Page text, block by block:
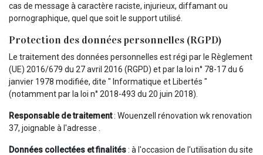
cas de message à caractère raciste, injurieux, diffamant ou
pornographique, quel que soit le support utilisé.
Protection des données personnelles (RGPD)
Le traitement des données personnelles est régi par le Règlement
(UE) 2016/679 du 27 avril 2016 (RGPD) et par la loi n° 78-17 du 6
janvier 1978 modifiée, dite " Informatique et Libertés "
(notamment par la loi n° 2018-493 du 20 juin 2018).
Responsable de traitement: Wouenzell rénovation wk renovation
37, joignable à l'adresse .
Données collectées et finalités: à l'occasion de l'utilisation du site